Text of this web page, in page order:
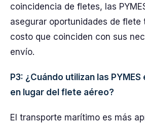
coincidencia de fletes, las
asegurar oportunidades de flete
costo que coinciden con sus
envío.
P3: ¿Cuándo utilizan las
en lugar del flete aéreo?
El transporte marítimo es más